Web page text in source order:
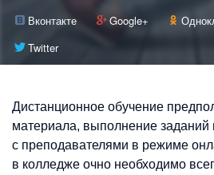
Вконтакте Google+
Twitter
Дистанционное обучение
материала, выполнение заданий
с преподавателями в режиме
в колледже очно необходимо